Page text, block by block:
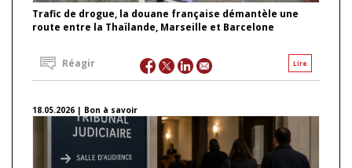
Trafic de drogue, la douane française démantèle une
route entre la Thaïlande, Marseille et Barcelone
Lire
Réagir
18.05.2026 | Bon à savoir